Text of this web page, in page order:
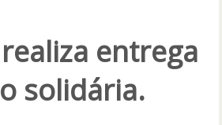
entrega
solidária.